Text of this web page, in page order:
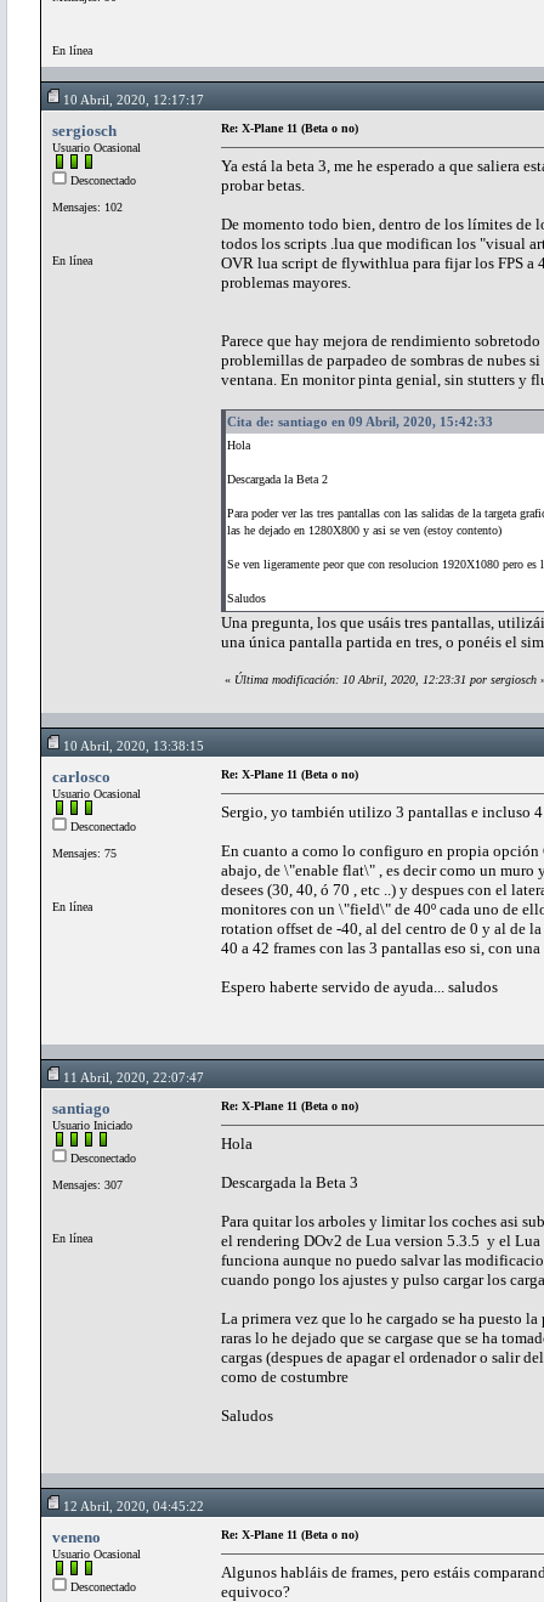
En línea
10 Abril, 2020, 12:17:17
sergiosch
Usuario Ocasional
Desconectado
Mensajes: 102
En línea
Re: X-Plane 11 (Beta o no)
Ya está la beta 3, me he esperado a que saliera
probar betas.
De momento todo bien, dentro de los límites de
todos los scripts .lua que modifican los "visual
OVR lua script de flywithlua para fijar los FPS a
problemas mayores.
Parece que hay mejora de rendimiento
problemillas de parpadeo de sombras de nubes
ventana. En monitor pinta genial, sin stutters y
Cita de: santiago en 09 Abril, 2020, 15:42:33
Hola
Descargada la Beta 2
Para poder ver las tres pantallas con las salidas de la targeta
las he dejado en 1280X800 y asi se ven (estoy contento)
Se ven ligeramente peor que con resolucion 1920X1080 pero es
Saludos
Una pregunta, los que usáis tres pantallas,
una única pantalla partida en tres, o ponéis el
« Última modificación: 10 Abril, 2020, 12:23:31 por sergiosch
10 Abril, 2020, 13:38:15
carlosco
Usuario Ocasional
Desconectado
Mensajes: 75
En línea
Re: X-Plane 11 (Beta o no)
Sergio, yo también utilizo 3 pantallas e incluso
En cuanto a como lo configuro en propia opción
abajo, de \"enable flat\" , es decir como un muro
desees (30, 40, ó 70 , etc ..) y despues con el
monitores con un \"field\" de 40º cada uno de
rotation offset de -40, al del centro de 0 y al de
40 a 42 frames con las 3 pantallas eso si, con
Espero haberte servido de ayuda... saludos
11 Abril, 2020, 22:07:47
santiago
Usuario Iniciado
Desconectado
Mensajes: 307
En línea
Re: X-Plane 11 (Beta o no)
Hola
Descargada la Beta 3
Para quitar los arboles y limitar los coches asi
el rendering DOv2 de Lua version 5.3.5 y el Lua
funciona aunque no puedo salvar las
cuando pongo los ajustes y pulso cargar los
La primera vez que lo he cargado se ha puesto
raras lo he dejado que se cargase que se ha
cargas (despues de apagar el ordenador o salir
como de costumbre
Saludos
12 Abril, 2020, 04:45:22
veneno
Usuario Ocasional
Desconectado
Re: X-Plane 11 (Beta o no)
Algunos habláis de frames, pero estáis
equivoco?